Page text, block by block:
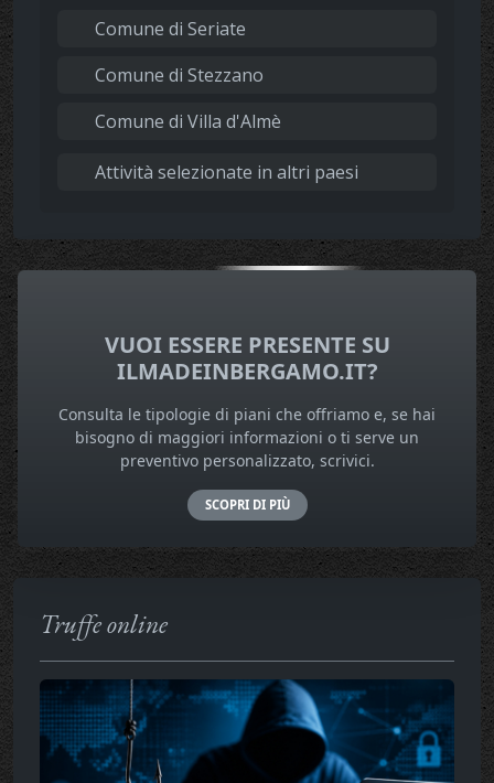
Comune di Seriate
Comune di Stezzano
Comune di Villa d'Almè
Attività selezionate in altri paesi
VUOI ESSERE PRESENTE SU
ILMADEINBERGAMO.IT?
Consulta le tipologie di piani che offriamo e, se hai
bisogno di maggiori informazioni o ti serve un
preventivo personalizzato, scrivici.
SCOPRI DI PIÙ
Truffe online